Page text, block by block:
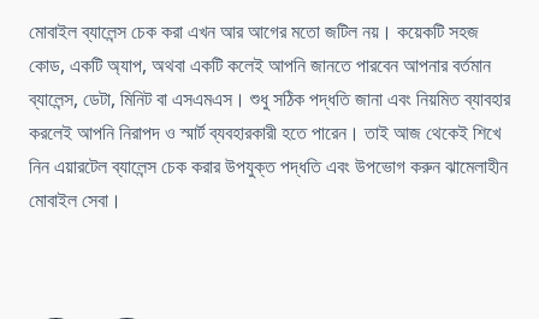
মোবাইল ব্যালেন্স চেক করা এখন আর আগের মতো জটিল নয়। কয়েকটি সহজ
কোড, একটি অ্যাপ, অথবা একটি কলেই আপনি জানতে পারবেন আপনার বর্তমান
ব্যালেন্স, ডেটা, মিনিট বা এসএমএস। শুধু সঠিক পদ্ধতি জানা এবং নিয়মিত ব্যাবহার
করলেই আপনি নিরাপদ ও স্মার্ট ব্যবহারকারী হতে পারেন। তাই আজ থেকেই শিখে
নিন এয়ারটেল ব্যালেন্স চেক করার উপযুক্ত পদ্ধতি এবং উপভোগ করুন ঝামেলাহীন
মোবাইল সেবা।